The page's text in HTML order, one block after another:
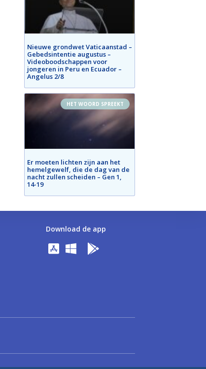
Nieuwe grondwet Vaticaanstad –
Gebedsintentie augustus –
Videoboodschappen voor
jongeren in Peru en Ecuador –
Angelus 2/8
HET WOORD SPREEKT
Er moeten lichten zijn aan het
hemelgewelf, die de dag van de
nacht zullen scheiden – Gen 1,
14-19
Download de app